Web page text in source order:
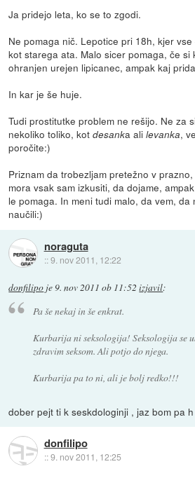
Ja pridejo leta, ko se to zgodi.
Ne pomaga nič. Lepotice pri 18h, kjer
kot starega ata. Malo sicer pomaga, če si
ohranjen urejen lipicanec, ampak kaj
In kar je še huje.
Tudi prostitutke problem ne rešijo. Ne za
nekoliko toliko, kotdesanka alilevanka,
poročite:)
Priznam da trobezljam pretežno v
mora vsak sam izkusiti, da dojame,
le pomaga. In meni tudi malo, da vem, da
naučili:)
noraguta
::9. nov 2011, 12:22
donfilipo je9. nov 2011 ob 11:52 izjavil:
Pa še nekaj in še enkrat.
Kurbarija ni seksologija! Seksologija se
zdravim seksom. Ali potjo do njega.
Kurbarija pa to ni, ali je bolj redko!!!
dober pejt ti k seskdologinji , jaz bom pa
donfilipo
::9. nov 2011, 12:25